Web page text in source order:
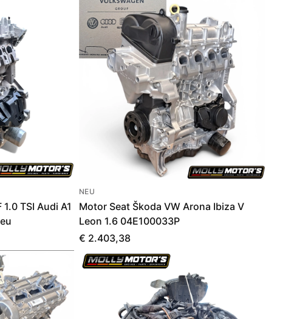
TSI Audi A1
NEU
Motor Seat Škoda VW Arona Ibiza V
Leon 1.6 04E100033P
€ 2.403,38